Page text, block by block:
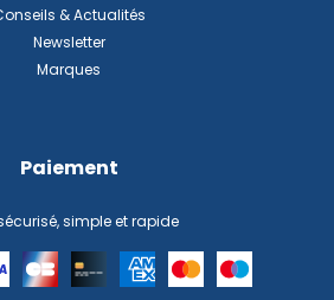
& Actualités
Newsletter
Marques
Paiement
simple et rapide